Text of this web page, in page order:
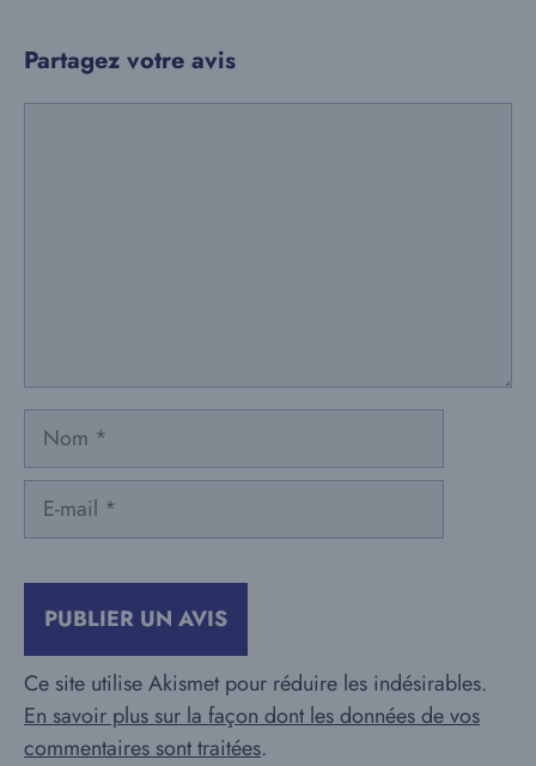
Partagez votre avis
Nom
mail
Ce site utilise Akismet pour réduire les indésirables.
En savoir plus sur la façon dont les données de vos
commentaires sont traitées.